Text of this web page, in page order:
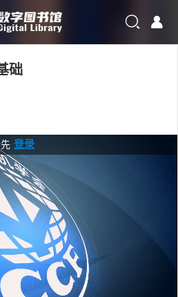
础
登录